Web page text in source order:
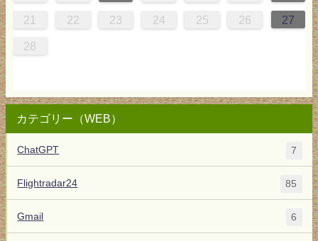
21 22 23 24 25 26 27
28
カテゴリー（WEB）
ChatGPT 7
Flightradar24 85
Gmail 6